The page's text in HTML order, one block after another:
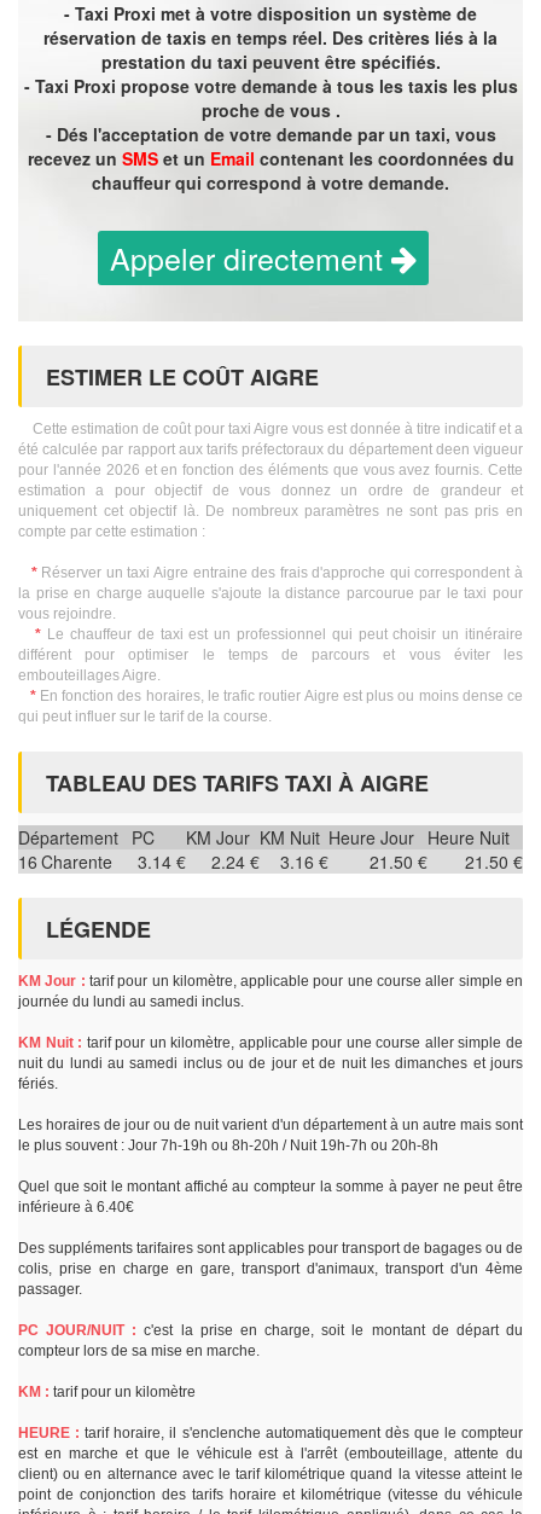
- Taxi Proxi met à votre disposition un système de
réservation de taxis en temps réel. Des critères liés à la
prestation du taxi peuvent être spécifiés.
- Taxi Proxi propose votre demande à tous les taxis les plus
proche de vous .
- Dés l'acceptation de votre demande par un taxi, vous
recevez un SMSet un Email contenant les coordonnées du
chauffeur qui correspond à votre demande.
Appeler directement
ESTIMER LE COÛT AIGRE
Cette estimation de coût pour taxi Aigre vous est donnée à titre indicatif et a
été calculée par rapport aux tarifs préfectoraux du département deen vigueur
pour l'année 2026 et en fonction des éléments que vous avez fournis. Cette
estimation a pour objectif de vous donnez un ordre de grandeur et
uniquement cet objectif là. De nombreux paramètres ne sont pas pris en
compte par cette estimation :
*Réserver un taxi Aigre entraine des frais d'approche qui correspondent à
la prise en charge auquelle s'ajoute la distance parcourue par le taxi pour
vous rejoindre.
* Le chauffeur de taxi est un professionnel qui peut choisir un itinéraire
différent pour optimiser le temps de parcours et vous éviter les
embouteillages Aigre.
*En fonction des horaires, le trafic routier Aigre est plus ou moins dense ce
qui peut influer sur le tarif de la course.
TABLEAU DES TARIFS TAXI À AIGRE
Département PC KM Jour KM Nuit Heure Jour Heure Nuit
16 Charente 3.14 € 2.24 € 3.16 € 21.50 € 21.50 €
LÉGENDE
KM Jour : tarif pour un kilomètre, applicable pour une course aller simple en
journée du lundi au samedi inclus.
KM Nuit : tarif pour un kilomètre, applicable pour une course aller simple de
nuit du lundi au samedi inclus ou de jour et de nuit les dimanches et jours
fériés.
Les horaires de jour ou de nuit varient d'un département à un autre mais sont
le plus souvent : Jour 7h-19h ou 8h-20h / Nuit 19h-7h ou 20h-8h
Quel que soit le montant affiché au compteur la somme à payer ne peut être
inférieure à 6.40€
Des suppléments tarifaires sont applicables pour transport de bagages ou de
colis, prise en charge en gare, transport d'animaux, transport d'un 4ème
passager.
PC JOUR/NUIT : c'est la prise en charge, soit le montant de départ du
compteur lors de sa mise en marche.
KM : tarif pour un kilomètre
HEURE : tarif horaire, il s'enclenche automatiquement dès que le compteur
est en marche et que le véhicule est à l'arrêt (embouteillage, attente du
client) ou en alternance avec le tarif kilométrique quand la vitesse atteint le
point de conjonction des tarifs horaire et kilométrique (vitesse du véhicule